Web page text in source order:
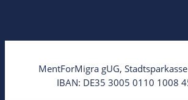
MentForMigra gUG,
IBAN: DE35 3005 0110 1008